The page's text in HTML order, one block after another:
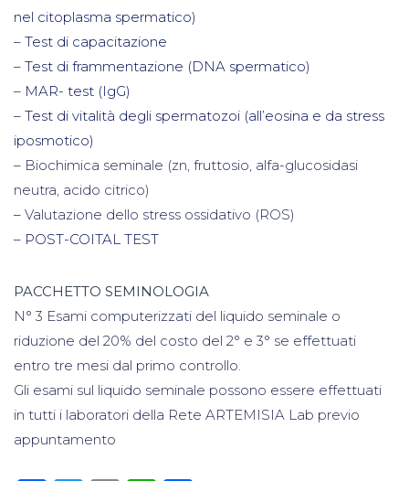
nel citoplasma spermatico)
– Test di capacitazione
– Test di frammentazione (DNA spermatico)
– MAR- test (IgG)
– Test di vitalità degli spermatozoi (all’eosina e da stress
iposmotico)
– Biochimica seminale (zn, fruttosio, alfa-glucosidasi
neutra, acido citrico)
– Valutazione dello stress ossidativo (ROS)
– POST-COITAL TEST
PACCHETTO SEMINOLOGIA
N° 3 Esami computerizzati del liquido seminale o
riduzione del 20% del costo del 2° e 3° se effettuati
entro tre mesi dal primo controllo.
Gli esami sul liquido seminale possono essere effettuati
in tutti i laboratori della Rete ARTEMISIA Lab previo
appuntamento